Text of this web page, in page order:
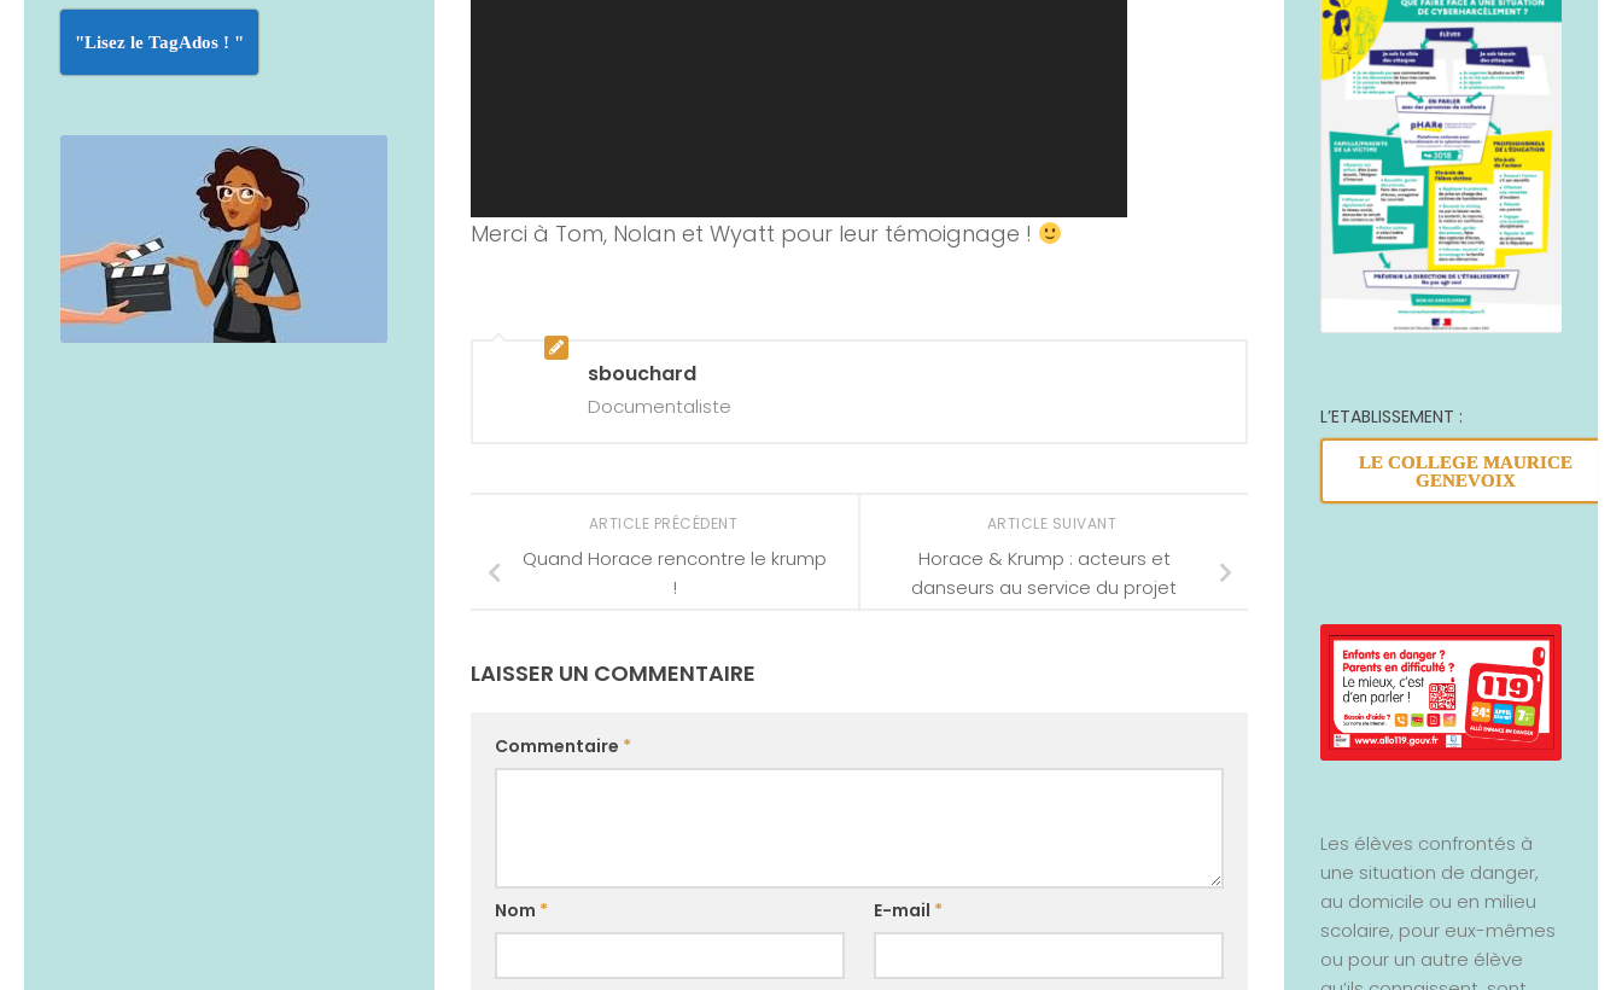
Merci à Tom, Nolan et Wyatt pour leur témoignage !
sbouchard
Documentaliste
ARTICLE SUIVANT
Horace & Krump : acteurs et
danseurs au service du projet
ARTICLE PRÉCÉDENT
Quand Horace rencontre le krump
!
LAISSER UN COMMENTAIRE
Commentaire *
Nom * E-mail *
"Lisez le TagAdos ! "
L’ETABLISSEMENT :
LE COLLEGE MAURICE
GENEVOIX
Les élèves confrontés à
une situation de danger,
au domicile ou en milieu
scolaire, pour eux-mêmes
ou pour un autre élève